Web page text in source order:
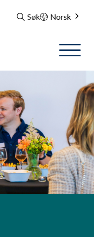
Søk Norsk